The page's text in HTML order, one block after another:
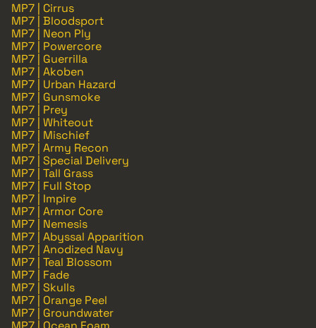
MP7 | Cirrus
MP7 | Bloodsport
MP7 | Neon Ply
MP7 | Powercore
MP7 | Guerrilla
MP7 | Akoben
MP7 | Urban Hazard
MP7 | Gunsmoke
MP7 | Prey
MP7 | Whiteout
MP7 | Mischief
MP7 | Army Recon
MP7 | Special Delivery
MP7 | Tall Grass
MP7 | Full Stop
MP7 | Impire
MP7 | Armor Core
MP7 | Nemesis
MP7 | Abyssal Apparition
MP7 | Anodized Navy
MP7 | Teal Blossom
MP7 | Fade
MP7 | Skulls
MP7 | Orange Peel
MP7 | Groundwater